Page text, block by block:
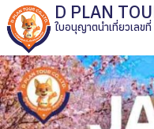
D PLAN
ใบอนุญาตนำเที่ยวเลข